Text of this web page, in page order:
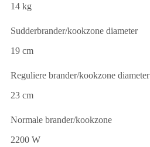
14 kg
Sudderbrander/kookzone diameter
19 cm
Reguliere brander/kookzone diameter
23 cm
Normale brander/kookzone
2200 W